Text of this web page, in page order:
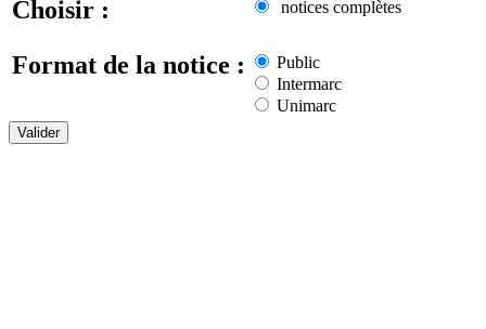
Choisir : notices complètes
Format de la notice :
Public
Intermarc
Unimarc